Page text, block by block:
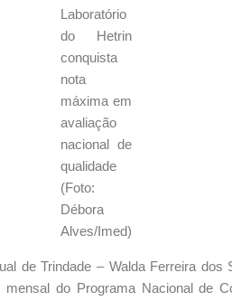
Laboratório
do Hetrin
conquista
nota
máxima em
avaliação
nacional de
qualidade
(Foto:
Débora
Alves/Imed)
de Trindade – Walda Ferreira
do Programa Nacional de